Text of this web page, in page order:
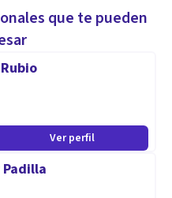
trabajaremos para
que te permitan vivir
nuestras dificultades y
sentir mejor.
compromiso y te
que te pueden
Ver perfil
Padilla